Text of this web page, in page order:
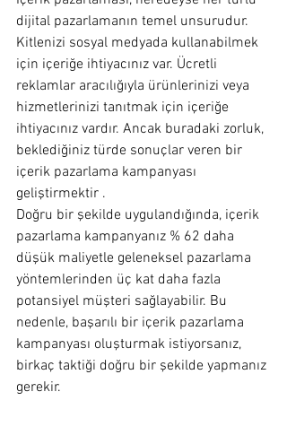
dijital pazarlamanın temel unsurudur.
Kitlenizi sosyal medyada kullanabilmek
için içeriğe ihtiyacınız var. Ücretli
reklamlar aracılığıyla ürünlerinizi veya
hizmetlerinizi tanıtmak için içeriğe
ihtiyacınız vardır. Ancak buradaki zorluk,
beklediğiniz türde sonuçlar veren bir
içerik pazarlama kampanyası
geliştirmektir .
Doğru bir şekilde uygulandığında, içerik
pazarlama kampanyanız % 62 daha
düşük maliyetle geleneksel pazarlama
yöntemlerinden üç kat daha fazla
potansiyel müşteri sağlayabilir. Bu
nedenle, başarılı bir içerik pazarlama
kampanyası oluşturmak istiyorsanız,
birkaç taktiği doğru bir şekilde yapmanız
gerekir.